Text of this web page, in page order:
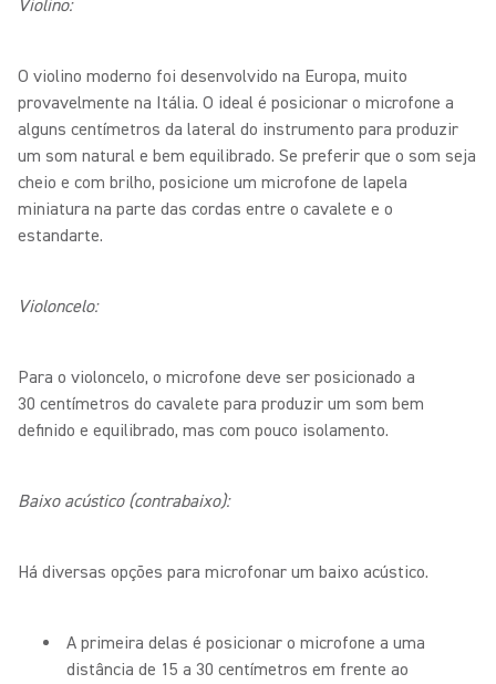
Violino:
O violino moderno foi desenvolvido na Europa, muito
provavelmente na Itália. O ideal é posicionar o microfone a
alguns centímetros da lateral do instrumento para produzir
um som natural e bem equilibrado. Se preferir que o som seja
cheio e com brilho, posicione um microfone de lapela
miniatura na parte das cordas entre o cavalete e o
estandarte.
Violoncelo:
Para o violoncelo, o microfone deve ser posicionado a
30 centímetros do cavalete para produzir um som bem
definido e equilibrado, mas com pouco isolamento.
Baixo acústico (contrabaixo):
Há diversas opções para microfonar um baixo acústico.
A primeira delas é posicionar o microfone a uma
distância de 15 a 30 centímetros em frente ao